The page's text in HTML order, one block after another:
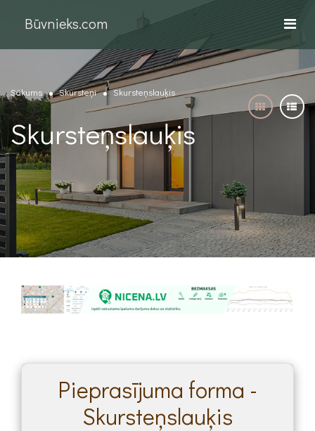
Būvnieks.com
Sākums Skursteņi Skursteņslauķis
Skursteņslauķis
Pieprasījuma forma -
Skursteņslauķis